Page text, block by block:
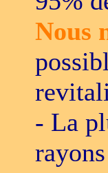
Nous
- La